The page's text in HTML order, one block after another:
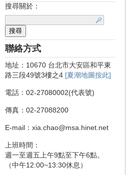
搜尋關於：
聯絡方式
地址：10670 台北市大安區和平東
路三段49號3樓之4 [夏潮地圖按此]
電話：02-27080002(代表號)
傳真：02-27088200
E-mail：xia.chao@msa.hinet.net
上班時間：
週一至週五上午9點至下午6點。
（中午12:00~13:30休息）